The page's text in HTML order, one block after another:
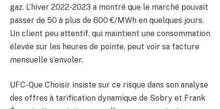
gaz. L’hiver 2022-2023 a montré que le marché pouvait
passer de 50 à plus de 600 €/MWh en quelques jours.
Un client peu attentif, qui maintient une consommation
élevée sur les heures de pointe, peut voir sa facture
mensuelle s’envoler.
UFC-Que Choisir insiste sur ce risque dans son analyse
des offres à tarification dynamique de Sobry et Frank